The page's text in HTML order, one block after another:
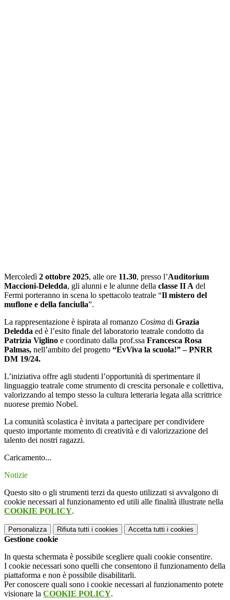
Mercoledì 2 ottobre 2025, alle ore 11.30, presso l’Auditorium
Maccioni-Deledda, gli alunni e le alunne della classe II A del
Fermi porteranno in scena lo spettacolo teatrale “Il mistero del
muflone e della fanciulla”.
La rappresentazione è ispirata al romanzo Cosima di Grazia
Deledda ed è l’esito finale del laboratorio teatrale condotto da
Patrizia Viglino e coordinato dalla prof.ssa Francesca Rosa
Palmas, nell’ambito del progetto “EvViva la scuola!” – PNRR
DM 19/24.
L’iniziativa offre agli studenti l’opportunità di sperimentare il
linguaggio teatrale come strumento di crescita personale e collettiva,
valorizzando al tempo stesso la cultura letteraria legata alla scrittrice
nuorese premio Nobel.
La comunità scolastica è invitata a partecipare per condividere
questo importante momento di creatività e di valorizzazione del
talento dei nostri ragazzi.
Caricamento...
Notizie
Questo sito o gli strumenti terzi da questo utilizzati si avvalgono di
cookie necessari al funzionamento ed utili alle finalità illustrate nella
COOKIE POLICY.
Personalizza Rifiuta tutti i cookies Accetta tutti i cookies
Gestione cookie
In questa schermata è possibile scegliere quali cookie consentire.
I cookie necessari sono quelli che consentono il funzionamento della
piattaforma e non è possibile disabilitarli.
Per conoscere quali sono i cookie necessari al funzionamento potete
visionare la COOKIE POLICY.